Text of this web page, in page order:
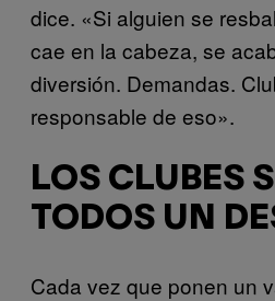
dice. «Si alguien se
cae en la cabeza, se
diversión. Demandas.
responsable de eso».
LOS CLUBES
TODOS UN
Cada vez que ponen un